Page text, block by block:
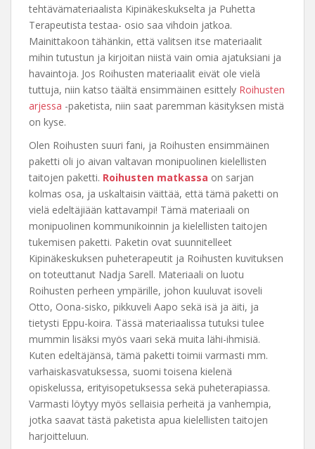
tehtävämateriaalista Kipinäkeskukselta ja Puhetta
Terapeutista testaa- osio saa vihdoin jatkoa.
Mainittakoon tähänkin, että valitsen itse materiaalit
mihin tutustun ja kirjoitan niistä vain omia ajatuksiani ja
havaintoja. Jos Roihusten materiaalit eivät ole vielä
tuttuja, niin katso täältä ensimmäinen esittely Roihusten
arjessa -paketista, niin saat paremman käsityksen mistä
on kyse.
Olen Roihusten suuri fani, ja Roihusten ensimmäinen
paketti oli jo aivan valtavan monipuolinen kielellisten
taitojen paketti. Roihusten matkassa on sarjan
kolmas osa, ja uskaltaisin väittää, että tämä paketti on
vielä edeltäjiään kattavampi! Tämä materiaali on
monipuolinen kommunikoinnin ja kielellisten taitojen
tukemisen paketti. Paketin ovat suunnitelleet
Kipinäkeskuksen puheterapeutit ja Roihusten kuvituksen
on toteuttanut Nadja Sarell. Materiaali on luotu
Roihusten perheen ympärille, johon kuuluvat isoveli
Otto, Oona-sisko, pikkuveli Aapo sekä isä ja äiti, ja
tietysti Eppu-koira. Tässä materiaalissa tutuksi tulee
mummin lisäksi myös vaari sekä muita lähi-ihmisiä.
Kuten edeltäjänsä, tämä paketti toimii varmasti mm.
varhaiskasvatuksessa, suomi toisena kielenä
opiskelussa, erityisopetuksessa sekä puheterapiassa.
Varmasti löytyy myös sellaisia perheitä ja vanhempia,
jotka saavat tästä paketista apua kielellisten taitojen
harjoitteluun.